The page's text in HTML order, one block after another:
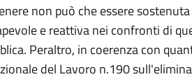
non può che essere
e reattiva nei confronti di
Peraltro, in coerenza con
del Lavoro n.190